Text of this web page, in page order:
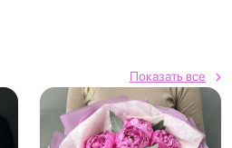
Показать все